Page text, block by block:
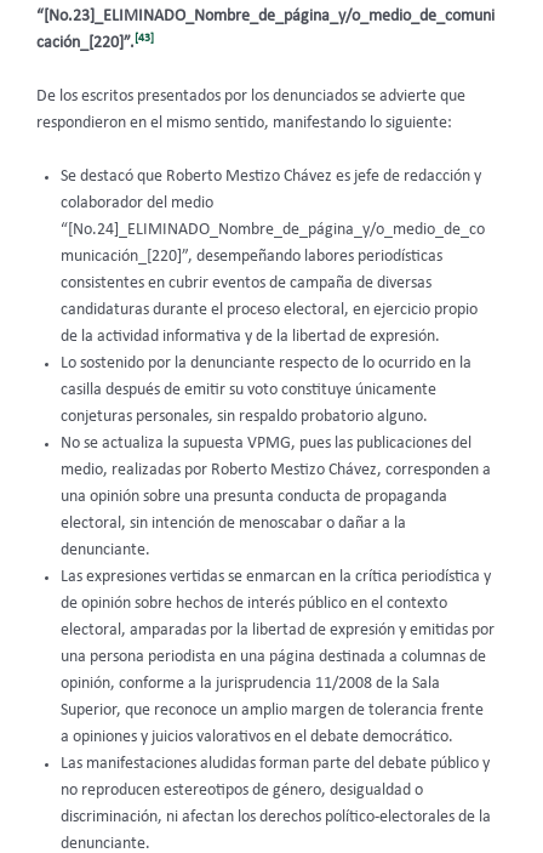
“[No.23]_ELIMINADO_Nombre_de_página_y/o_medio_de_comuni
cación_[220]”. [43]
De los escritos presentados por los denunciados se advierte que
respondieron en el mismo sentido, manifestando lo siguiente:
Se destacó que Roberto Mestizo Chávez es jefe de redacción y
colaborador del medio
“[No.24]_ELIMINADO_Nombre_de_página_y/o_medio_de_co
municación_[220]”, desempeñando labores periodísticas
consistentes en cubrir eventos de campaña de diversas
candidaturas durante el proceso electoral, en ejercicio propio
de la actividad informativa y de la libertad de expresión.
Lo sostenido por la denunciante respecto de lo ocurrido en la
casilla después de emitir su voto constituye únicamente
conjeturas personales, sin respaldo probatorio alguno.
No se actualiza la supuesta VPMG, pues las publicaciones del
medio, realizadas por Roberto Mestizo Chávez, corresponden a
una opinión sobre una presunta conducta de propaganda
electoral, sin intención de menoscabar o dañar a la
denunciante.
Las expresiones vertidas se enmarcan en la crítica periodística y
de opinión sobre hechos de interés público en el contexto
electoral, amparadas por la libertad de expresión y emitidas por
una persona periodista en una página destinada a columnas de
opinión, conforme a la jurisprudencia 11/2008 de la Sala
Superior, que reconoce un amplio margen de tolerancia frente
a opiniones y juicios valorativos en el debate democrático.
Las manifestaciones aludidas forman parte del debate público y
no reproducen estereotipos de género, desigualdad o
discriminación, ni afectan los derechos político-electorales de la
denunciante.